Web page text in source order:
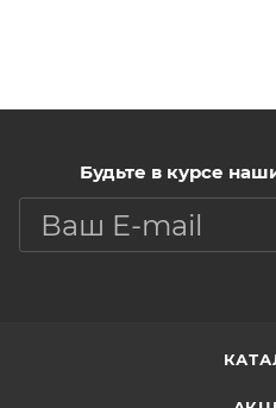
липкости, улучшает
кожей.
Нанести необходимое
очищенную,
Будьте в курсе